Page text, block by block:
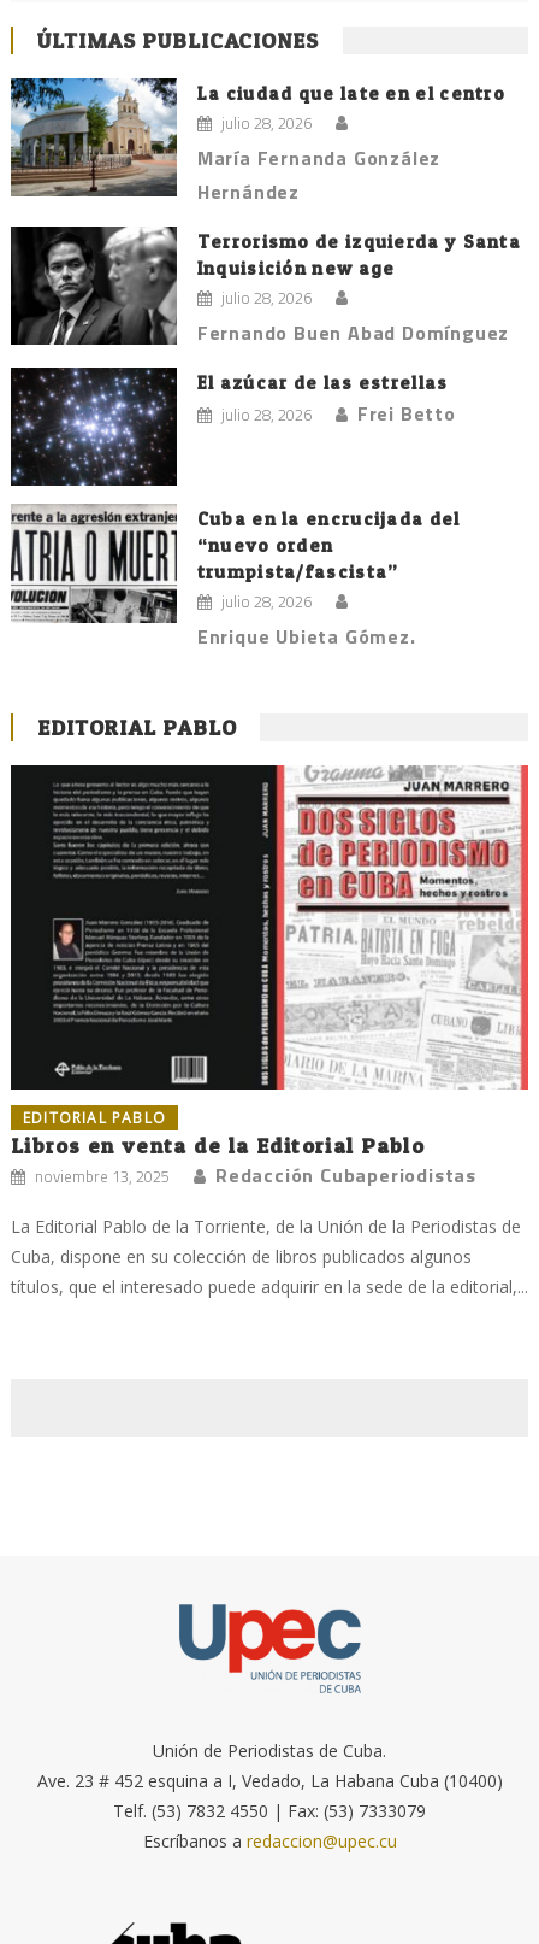
ÚLTIMAS PUBLICACIONES
La ciudad que late en el centro
julio 28, 2026
María Fernanda González
Hernández
Terrorismo de izquierda y Santa
Inquisición new age
julio 28, 2026
Fernando Buen Abad Domínguez
El azúcar de las estrellas
julio 28, 2026 Frei Betto
Cuba en la encrucijada del
“nuevo orden
trumpista/fascista”
julio 28, 2026
Enrique Ubieta Gómez.
EDITORIAL PABLO
EDITORIAL PABLO
Libros en venta de la Editorial Pablo
noviembre 13, 2025 Redacción Cubaperiodistas
La Editorial Pablo de la Torriente, de la Unión de la Periodistas de
Cuba, dispone en su colección de libros publicados algunos
títulos, que el interesado puede adquirir en la sede de la editorial,...
Unión de Periodistas de Cuba.
Ave. 23 # 452 esquina a I, Vedado, La Habana Cuba (10400)
Telf. (53) 7832 4550 | Fax: (53) 7333079
Escríbanos a redaccion@upec.cu